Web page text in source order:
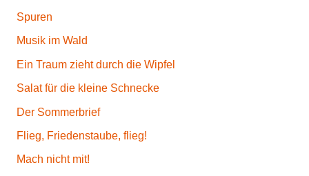
Spuren
Musik im Wald
Ein Traum zieht durch die Wipfel
Salat für die kleine Schnecke
Der Sommerbrief
Flieg, Friedenstaube, flieg!
Mach nicht mit!